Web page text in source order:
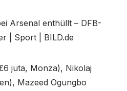
juta, Monza), Nikolaj
Mazeed Ogungbo